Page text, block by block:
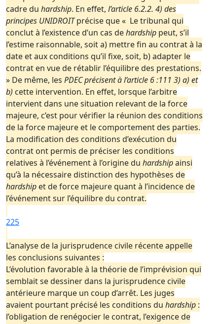
cadre du hardship. En effet, l’article 6.2.2. 4) des
principes UNIDROITprécise que « Le tribunal qui
conclut à l’existence d’un cas dehardship peut, s’il
l’estime raisonnable, soit a) mettre fin au contrat à la
date et aux conditions qu’il fixe, soit, b) adapter le
contrat en vue de rétablir l’équilibre des prestations.
» De même, les PDEC précisent à l’article 6 :111 3) a) et
b) cette intervention. En effet, lorsque l’arbitre
intervient dans une situation relevant de la force
majeure, c’est pour vérifier la réunion des conditions
de la force majeure et le comportement des parties.
La modification des conditions d’exécution du
contrat ont permis de préciser les conditions
relatives à l’événement à l’origine du hardshipainsi
qu’à la nécessaire distinction des hypothèses de
hardship et de force majeure quant à l’incidence de
l’événement sur l’équilibre du contrat.
225
L’analyse de la jurisprudence civile récente appelle
les conclusions suivantes :
L’évolution favorable à la théorie de l’imprévision qui
semblait se dessiner dans la jurisprudence civile
antérieure marque un coup d’arrêt. Les juges
avaient pourtant précisé les conditions du hardship :
l’obligation de renégocier le contrat, l’exigence de